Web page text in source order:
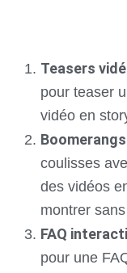
Teasers
pour teaser
vidéo en
coulisses
des vidéos
montrer
FAQ
pour une